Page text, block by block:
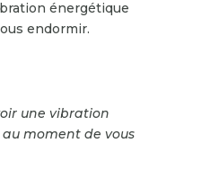
énergétique
endormir.
une vibration
moment de vous